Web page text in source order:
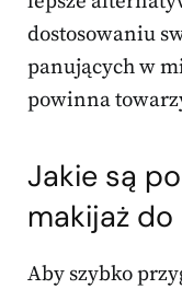
dostosowaniu
panujących w
powinna
Jakie są
makijaż
Aby szybko